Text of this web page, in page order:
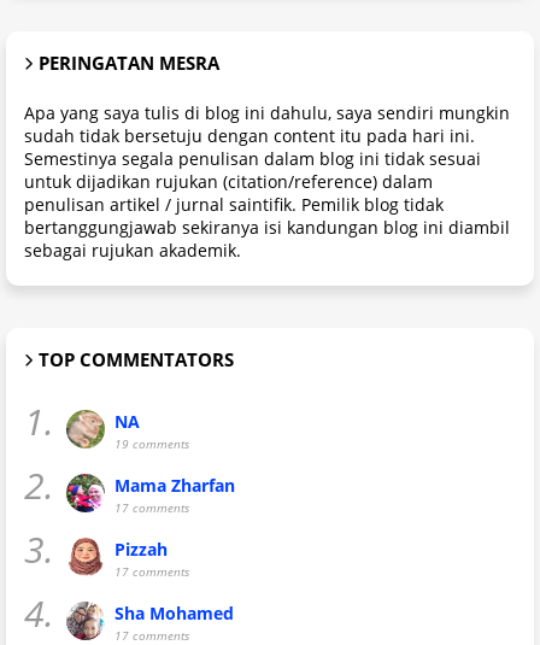
PERINGATAN MESRA
Apa yang saya tulis di blog ini dahulu, saya sendiri mungkin
sudah tidak bersetuju dengan content itu pada hari ini.
Semestinya segala penulisan dalam blog ini tidak sesuai
untuk dijadikan rujukan (citation/reference) dalam
penulisan artikel / jurnal saintifik. Pemilik blog tidak
bertanggungjawab sekiranya isi kandungan blog ini diambil
sebagai rujukan akademik.
TOP COMMENTATORS
1. NA
19 comments
2. Mama Zharfan
17 comments
3. Pizzah
17 comments
4. Sha Mohamed
17 comments